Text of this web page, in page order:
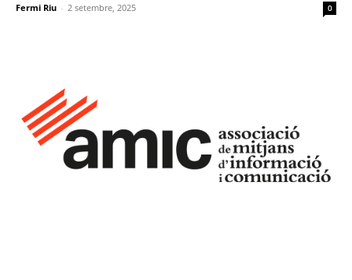
Fermi Riu - 2 setembre, 2025 0